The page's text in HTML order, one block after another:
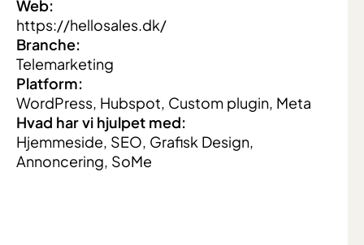
Web:
https://hellosales.dk/
Branche:
Telemarketing
Platform:
WordPress, Hubspot, Custom plugin, Meta
Hvad har vi hjulpet med:
Hjemmeside, SEO, Grafisk Design,
Annoncering, SoMe